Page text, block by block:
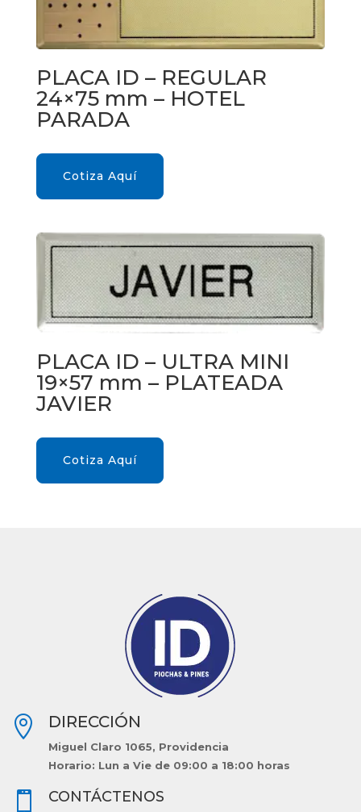
PLACA ID – REGULAR
24×75 mm – HOTEL
PARADA
Cotiza Aquí
PLACA ID – ULTRA MINI
19×57 mm – PLATEADA
JAVIER
Cotiza Aquí
 DIRECCIÓN
Miguel Claro 1065, Providencia
Horario: Lun a Vie de 09:00 a 18:00 horas
 CONTÁCTENOS